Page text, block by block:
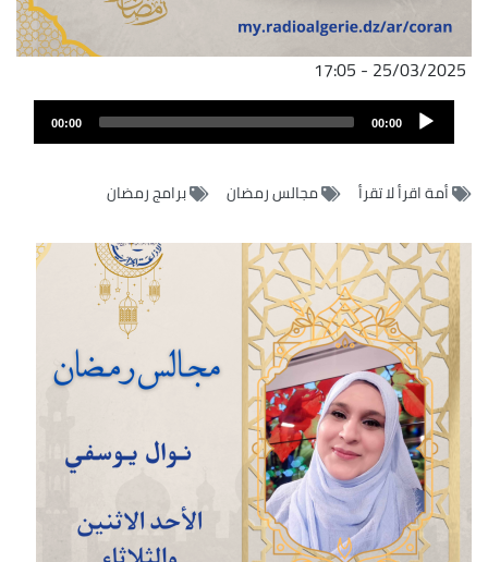
25/03/2025 - 17:05
ملف
الصوت
Audio
Player
00:00
00:00
أمة اقرأ لا تقرأ مجالس رمضان برامج رمضان